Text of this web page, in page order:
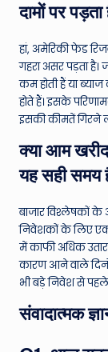
दामों पर
हां, अमेरिकी फेड
गहरा असर पड़ता है।
कम होती हैं या
होते हैं। इसके
इसकी कीमतें गिरने
क्या आम
यह सही समय
बाजार विश्लेषकों के
निवेशकों के लिए एक
में काफी अधिक
कारण आने वाले
भी बड़े निवेश से
संवादात्मक